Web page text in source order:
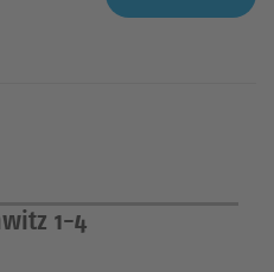
1-4